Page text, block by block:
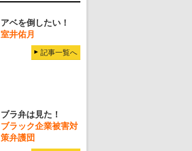
アベを倒したい！
室井佑月
記事一覧へ
ブラ弁は見た！
ブラック企業被害対
策弁護団